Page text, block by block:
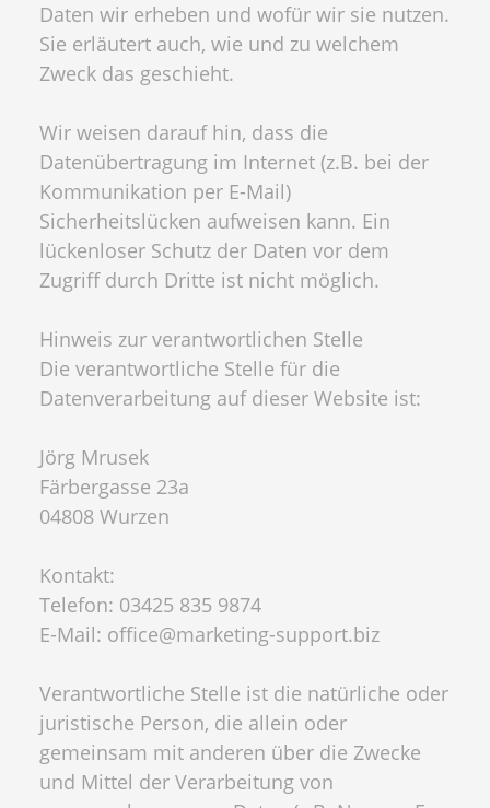
Daten wir erheben und wofür wir sie nutzen.
Sie erläutert auch, wie und zu welchem
Zweck das geschieht.
Wir weisen darauf hin, dass die
Datenübertragung im Internet (z.B. bei der
Kommunikation per E-Mail)
Sicherheitslücken aufweisen kann. Ein
lückenloser Schutz der Daten vor dem
Zugriff durch Dritte ist nicht möglich.
Hinweis zur verantwortlichen Stelle
Die verantwortliche Stelle für die
Datenverarbeitung auf dieser Website ist:
Jörg Mrusek
Färbergasse 23a
04808 Wurzen
Kontakt:
Telefon: 03425 835 9874
E-Mail: office@marketing-support.biz
Verantwortliche Stelle ist die natürliche oder
juristische Person, die allein oder
gemeinsam mit anderen über die Zwecke
und Mittel der Verarbeitung von